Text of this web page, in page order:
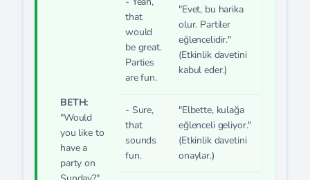
BETH:
"Would
you like to
have a
party on
that
would
be great.
Parties
are fun.
"Evet, bu harika
olur. Partiler
eğlencelidir."
(Etkinlik davetini
kabul eder.)
- Sure,
that
sounds
fun.
"Elbette, kulağa
eğlenceli geliyor."
(Etkinlik davetini
onaylar.)